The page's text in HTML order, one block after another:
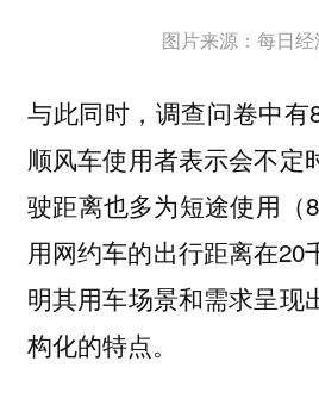
图片来源：每日
与此同时，调查问卷中有
顺风车使用者表示会不定
驶距离也多为短途使用（
用网约车的出行距离在20
明其用车场景和需求呈现
构化的特点。